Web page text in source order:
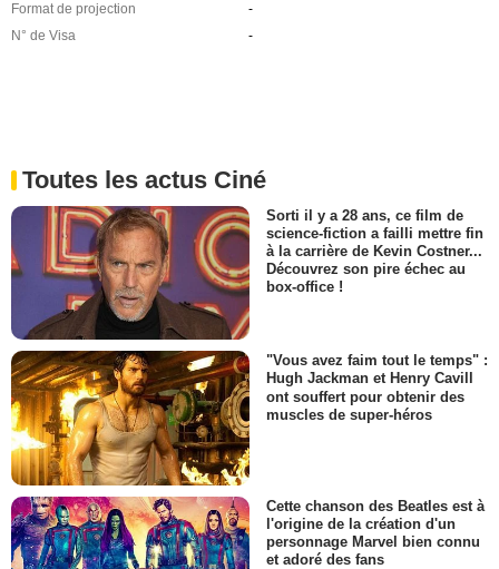
Format de projection
-
N° de Visa
-
Toutes les actus Ciné
Sorti il y a 28 ans, ce film de
science-fiction a failli mettre fin
à la carrière de Kevin Costner...
Découvrez son pire échec au
box-office !
"Vous avez faim tout le temps" :
Hugh Jackman et Henry Cavill
ont souffert pour obtenir des
muscles de super-héros
Cette chanson des Beatles est à
l'origine de la création d'un
personnage Marvel bien connu
et adoré des fans